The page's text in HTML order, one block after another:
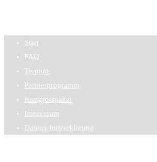
Start
FAQ
Termine
Partnerprogramm
Kongresspaket
Impressum
Datenschutzerklärung